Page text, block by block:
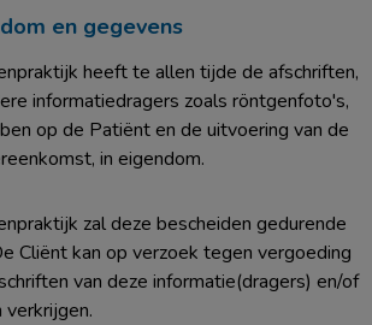
en gegevens
heeft te allen tijde de afschriften,
informatiedragers zoals röntgenfoto's,
op de Patiënt en de uitvoering van de
in eigendom.
zal deze bescheiden gedurende
Cliënt kan op verzoek tegen vergoeding
van deze informatie(dragers) en/of
verkrijgen.